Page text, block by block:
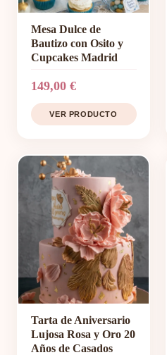
Mesa Dulce de
Bautizo con Osito y
Cupcakes Madrid
149,00 €
VER PRODUCTO
Tarta de Aniversario
Lujosa Rosa y Oro 20
Años de Casados